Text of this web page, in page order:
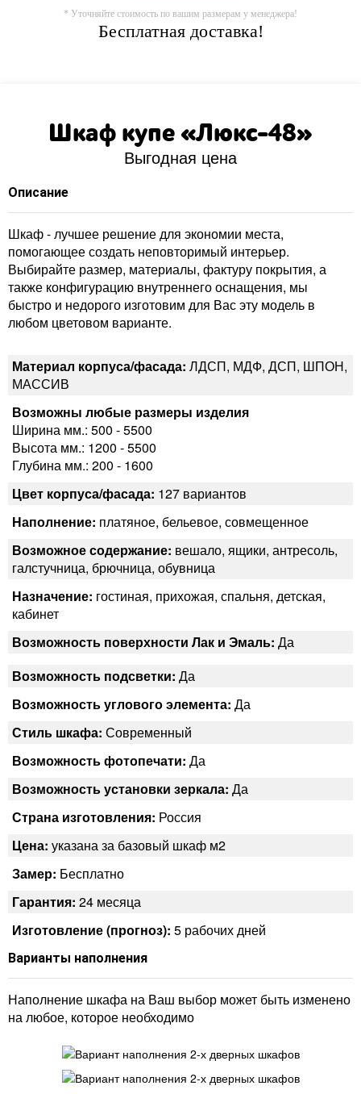
* Уточняйте стоимость по вашим размерам у менеджера!
Бесплатная доставка!
Шкаф купе «Люкс-48»
Выгодная цена
Описание
Шкаф - лучшее решение для экономии места,
помогающее создать неповторимый интерьер.
Выбирайте размер, материалы, фактуру покрытия, а
также конфигурацию внутреннего оснащения, мы
быстро и недорого изготовим для Вас эту модель в
любом цветовом варианте.
Материал корпуса/фасада: ЛДСП, МДФ, ДСП, ШПОН,
МАССИВ
Возможны любые размеры изделия
Ширина мм.: 500 - 5500
Высота мм.: 1200 - 5500
Глубина мм.: 200 - 1600
Цвет корпуса/фасада: 127 вариантов
Наполнение: платяное, бельевое, совмещенное
Возможное содержание: вешало, ящики, антресоль,
галстучница, брючница, обувница
Назначение: гостиная, прихожая, спальня, детская,
кабинет
Возможность поверхности Лак и Эмаль: Да
Возможность подсветки: Да
Возможность углового элемента: Да
Стиль шкафа: Современный
Возможность фотопечати: Да
Возможность установки зеркала: Да
Страна изготовления: Россия
Цена: указана за базовый шкаф м2
Замер: Бесплатно
Гарантия: 24 месяца
Изготовление (прогноз): 5 рабочих дней
Варианты наполнения
Наполнение шкафа на Ваш выбор может быть изменено
на любое, которое необходимо